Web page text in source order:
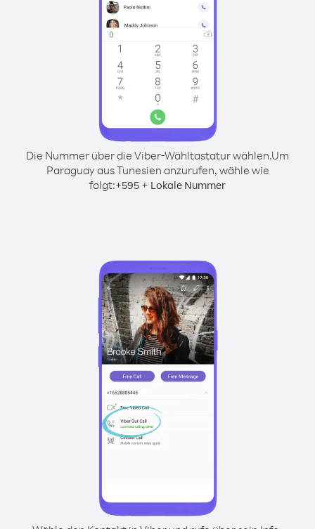
Die Nummer über die Viber-Wähltastatur wählen.Um
Paraguay aus Tunesien anzurufen, wähle wie
folgt:+595 + Lokale Nummer